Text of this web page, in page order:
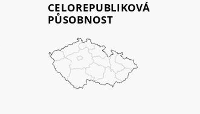
CELOREPUBLIKOVÁ
PŮSOBNOST